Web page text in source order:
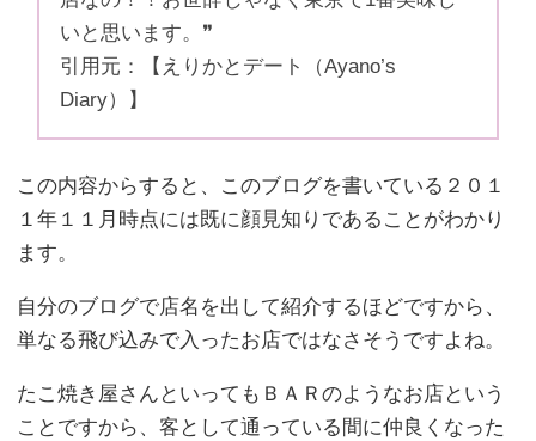
いと思います。❞
引用元：【えりかとデート（Ayano’s
Diary）】
この内容からすると、このブログを書いている２０１
１年１１月時点には既に顔見知りであることがわかり
ます。
自分のブログで店名を出して紹介するほどですから、
単なる飛び込みで入ったお店ではなさそうですよね。
たこ焼き屋さんといってもＢＡＲのようなお店という
ことですから、客として通っている間に仲良くなった